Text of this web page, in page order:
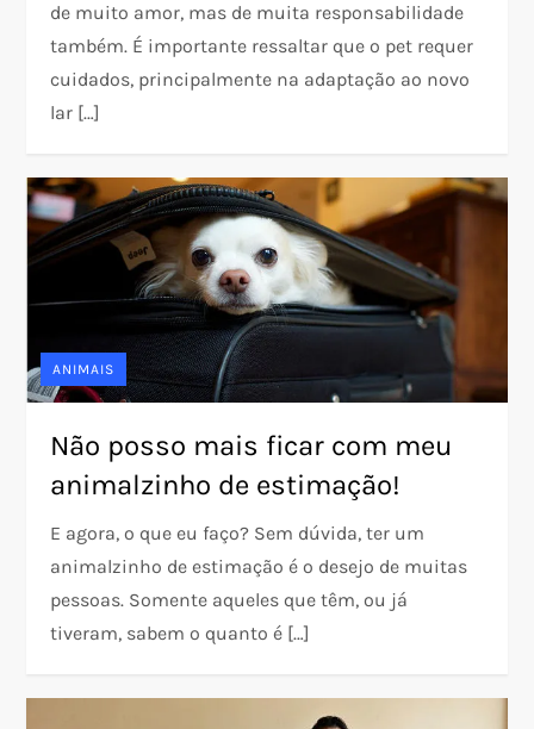
de muito amor, mas de muita responsabilidade
também. É importante ressaltar que o pet requer
cuidados, principalmente na adaptação ao novo
lar […]
ANIMAIS
Não posso mais ficar com meu
animalzinho de estimação!
E agora, o que eu faço? Sem dúvida, ter um
animalzinho de estimação é o desejo de muitas
pessoas. Somente aqueles que têm, ou já
tiveram, sabem o quanto é […]